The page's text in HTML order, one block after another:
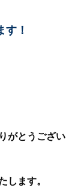
！
がとうござい
します。